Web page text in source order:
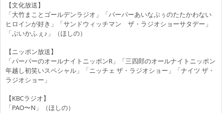
【文化放送】
「大竹まことゴールデンラジオ」「パーパーあいなぷぅのたたかわない
ヒロインが好き」「サンドウィッチマン ザ・ラジオショーサタデー」
「ぶいかふぇ♪」（ほしの）
【ニッポン放送】
「パーパーのオールナイトニッポンR」「三四郎のオールナイトニッポン
年越し初笑いスペシャル」「ニッチェ ザ・ラジオショー」「ナイツ ザ・
ラジオショー」
【KBCラジオ】
「PAO〜N」（ほしの）